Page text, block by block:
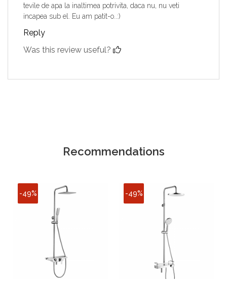
tevile de apa la inaltimea potrivita, daca nu, nu veti
incapea sub el. Eu am patit-o..:)
Reply
Was this review useful?
Recommendations
-49% -49%